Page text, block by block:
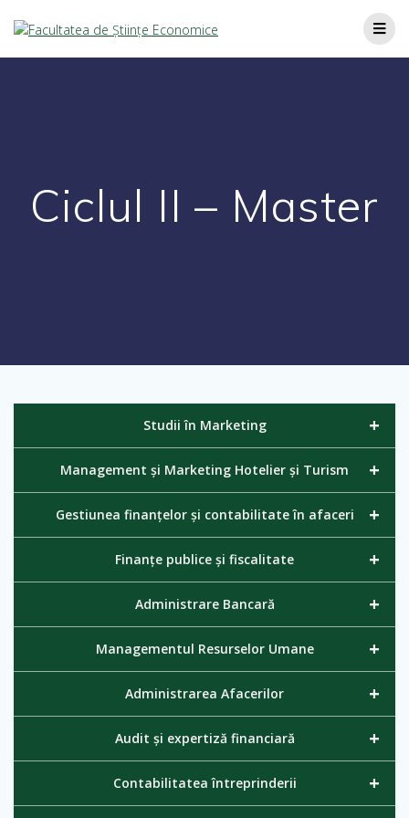
Ciclul II – Master
+
Studii în Marketing
+
Management și Marketing Hotelier și Turism
+
Gestiunea finanțelor și contabilitate în afaceri
+
Finanțe publice și fiscalitate
+
Administrare Bancară
+
Managementul Resurselor Umane
+
Administrarea Afacerilor
+
Audit și expertiză financiară
+
Contabilitatea întreprinderii